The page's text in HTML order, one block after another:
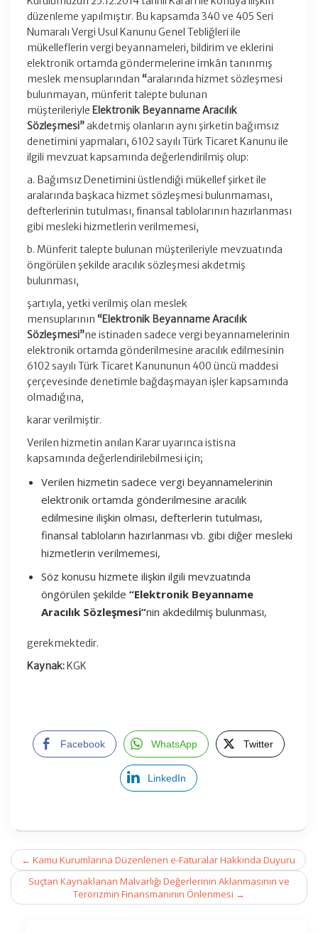
düzenleme yapılmıştır. Bu kapsamda 340 ve 405 Seri
Numaralı Vergi Usul Kanunu Genel Tebliğleri ile
mükelleflerin vergi beyannameleri, bildirim ve eklerini
elektronik ortamda göndermelerine imkân tanınmış
meslek mensuplarından “aralarında hizmet sözleşmesi
bulunmayan, münferit talepte bulunan
müşterileriyle Elektronik Beyanname Aracılık
Sözleşmesi”akdetmiş olanların aynı şirketin bağımsız
denetimini yapmaları, 6102 sayılı Türk Ticaret Kanunu ile
ilgili mevzuat kapsamında değerlendirilmiş olup:
a. Bağımsız Denetimini üstlendiği mükellef şirket ile
aralarında başkaca hizmet sözleşmesi bulunmaması,
defterlerinin tutulması, finansal tablolarının hazırlanması
gibi mesleki hizmetlerin verilmemesi,
b. Münferit talepte bulunan müşterileriyle mevzuatında
öngörülen şekilde aracılık sözleşmesi akdetmiş
bulunması,
şartıyla, yetki verilmiş olan meslek
mensuplarının “Elektronik Beyanname Aracılık
Sözleşmesi”ne istinaden sadece vergi beyannamelerinin
elektronik ortamda gönderilmesine aracılık edilmesinin
6102 sayılı Türk Ticaret Kanununun 400 üncü maddesi
çerçevesinde denetimle bağdaşmayan işler kapsamında
olmadığına,
karar verilmiştir.
Verilen hizmetin anılan Karar uyarınca istisna
kapsamında değerlendirilebilmesi için;
Verilen hizmetin sadece vergi beyannamelerinin
elektronik ortamda gönderilmesine aracılık
edilmesine ilişkin olması, defterlerin tutulması,
finansal tabloların hazırlanması vb. gibi diğer mesleki
hizmetlerin verilmemesi,
Söz konusu hizmete ilişkin ilgili mevzuatında
öngörülen şekilde “Elektronik Beyanname
Aracılık Sözleşmesi”nin akdedilmiş bulunması,
gerekmektedir.
Kaynak:KGK
Facebook WhatsApp Twitter
LinkedIn
Post
navigation
← Kamu Kurumlarına Düzenlenen e-Faturalar Hakkında Duyuru
Suçtan Kaynaklanan Malvarlığı Değerlerinin Aklanmasının ve
Terörizmin Finansmanının Önlenmesi →